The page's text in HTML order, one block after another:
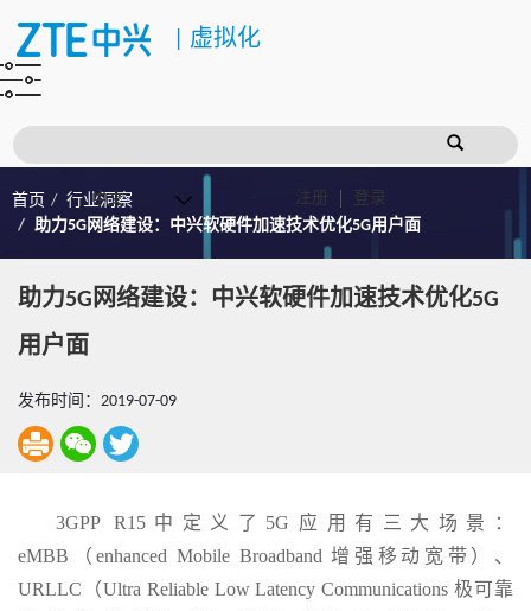
虚拟化
注册 登录
首页
行业洞察
助力5G网络建设：中兴软硬件加速技术优化5G用户面
助力5G网络建设：中兴软硬件加速技术优化5G
用户面
发布时间：2019-07-09
3GPP R15中定义了5G应用有三大场景：
eMBB（enhanced Mobile Broadband 增强移动宽带）、
URLLC（Ultra Reliable Low Latency Communications 极可靠